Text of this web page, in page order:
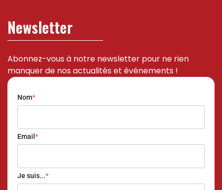
Newsletter
Abonnez-vous à notre newsletter pour ne rien
manquer de nos actualités et événements !
Nom
Email
Je suis...